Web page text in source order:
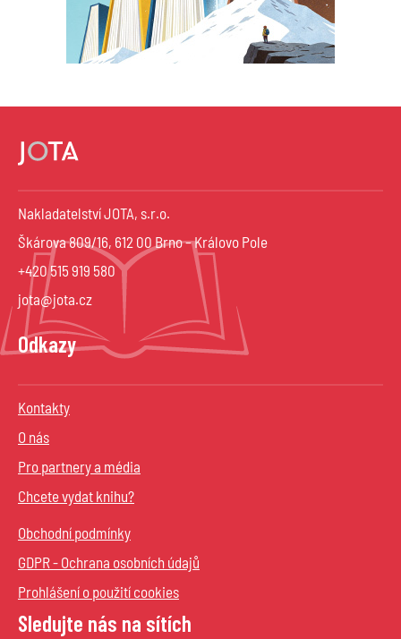
Nakladatelství JOTA, s.r.o.
Škárova 809/16, 612 00 Brno – Královo Pole
+420 515 919 580
jota@jota.cz
Odkazy
Kontakty
O nás
Pro partnery a média
Chcete vydat knihu?
Obchodní podmínky
GDPR - Ochrana osobních údajů
Prohlášení o použití cookies
Sledujte nás na sítích